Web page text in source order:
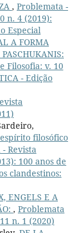
, Problemata -
n. 4 (2019):
Especial
A FORMA
Filosofia: v. 10
- Edição
filosófico
Revista
100 anos de
clandestinos:
ENGELS E A
, Problemata
n. 1 (2020)